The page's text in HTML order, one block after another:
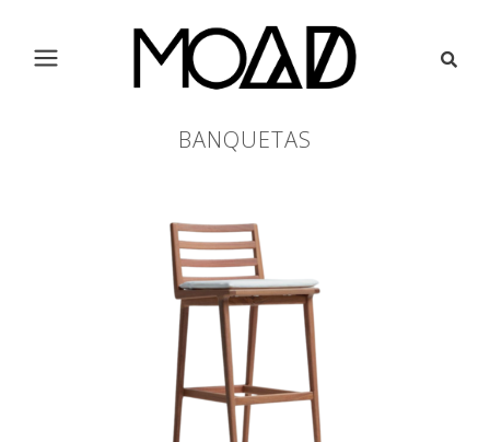
BANQUETAS